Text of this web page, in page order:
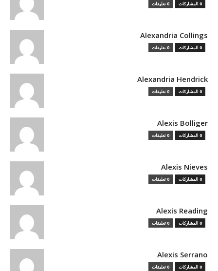
0 المشاركات 0 تعليقات
Alexandria Collings
0 المشاركات 0 تعليقات
Alexandria Hendrick
0 المشاركات 0 تعليقات
Alexis Bolliger
0 المشاركات 0 تعليقات
Alexis Nieves
0 المشاركات 0 تعليقات
Alexis Reading
0 المشاركات 0 تعليقات
Alexis Serrano
0 المشاركات 0 تعليقات